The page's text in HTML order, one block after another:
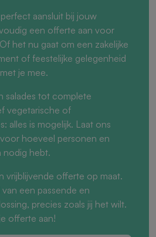
aansluit bij jouw
een offerte aan voor
het nu gaat om een zakelijke
of feestelijke gelegenheid
je mee.
salades tot complete
vegetarische of
alles is mogelijk. Laat ons
hoeveel personen en
nodig hebt.
vrijblijvende offerte op maat.
een passende en
precies zoals jij het wilt.
offerte aan!